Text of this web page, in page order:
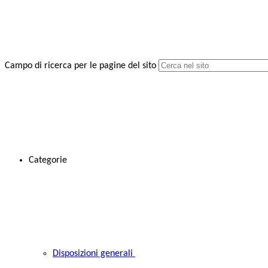
Campo di ricerca per le pagine del sito
Categorie
Disposizioni generali